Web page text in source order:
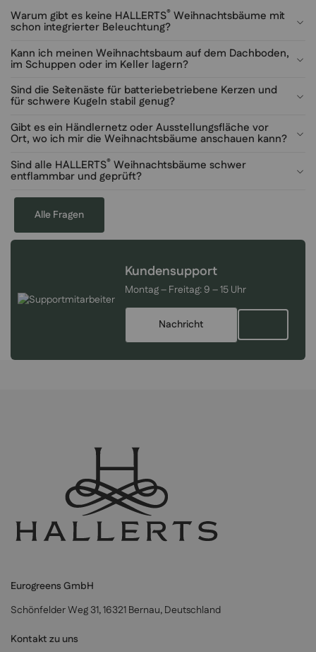
Warum gibt es keine HALLERTS® Weihnachtsbäume mit
schon integrierter Beleuchtung?
Kann ich meinen Weihnachtsbaum auf dem Dachboden,
im Schuppen oder im Keller lagern?
Sind die Seitenäste für batteriebetriebene Kerzen und
für schwere Kugeln stabil genug?
Gibt es ein Händlernetz oder Ausstellungsfläche vor
Ort, wo ich mir die Weihnachtsbäume anschauen kann?
Sind alle HALLERTS® Weihnachtsbäume schwer
entflammbar und geprüft?
Alle Fragen
Kundensupport
Montag – Freitag: 9 – 15 Uhr
Nachricht
Eurogreens GmbH
Schönfelder Weg 31, 16321 Bernau, Deutschland
Kontakt zu uns